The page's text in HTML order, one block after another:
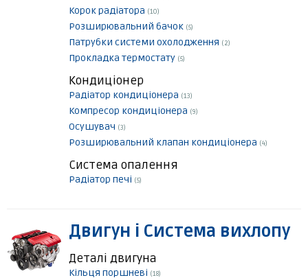
Корок радіатора (10)
Розширювальний бачок (5)
Патрубки системи охолодження (2)
Прокладка термостату (5)
Кондиціонер
Радіатор кондиціонера (13)
Компресор кондиціонера (9)
Осушувач (3)
Розширювальний клапан кондиціонера (4)
Система опалення
Радіатор печі (5)
Двигун і Система вихлопу
Деталі двигуна
Кільця поршневі (18)